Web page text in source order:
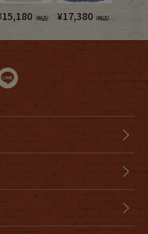
15,180 （税込） ¥17,380 （税込）